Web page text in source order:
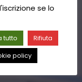
se lo
tutto
Rifiuta
policy